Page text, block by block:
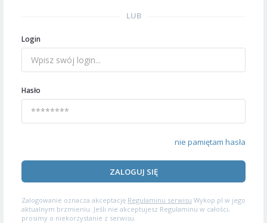
LUB
Login
Hasło
nie pamiętam hasła
ZALOGUJ SIĘ
Zalogowanie oznacza akceptację Regulaminu serwisu Wykop.pl w jego
aktualnym brzmieniu. Jeśli nie akceptujesz Regulaminu w całości,
prosimy o niekorzystanie z serwisu.